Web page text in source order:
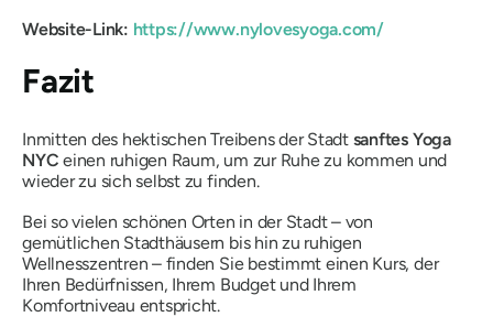
Website-Link: https://www.nylovesyoga.com/
Fazit
Inmitten des hektischen Treibens der Stadt sanftes Yoga
NYC einen ruhigen Raum, um zur Ruhe zu kommen und
wieder zu sich selbst zu finden.
Bei so vielen schönen Orten in der Stadt – von
gemütlichen Stadthäusern bis hin zu ruhigen
Wellnesszentren – finden Sie bestimmt einen Kurs, der
Ihren Bedürfnissen, Ihrem Budget und Ihrem
Komfortniveau entspricht.